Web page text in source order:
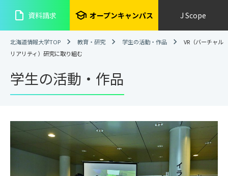
insert_drive_file 資料請求 school オープンキャンパス J Scope
北海道情報大学TOP 教育・研究 学生の活動・作品
VR（バーチャル
リアリティ）研究に取り組む
学生の活動・作品